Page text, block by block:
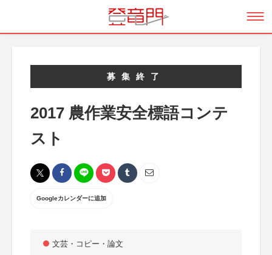
募集終了
2017 農作業安全標語コンテ
スト
Googleカレンダーに追加
文芸・コピー・論文